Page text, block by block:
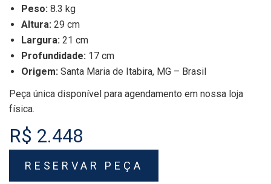
Peso: 8.3 kg
Altura: 29 cm
Largura: 21 cm
Profundidade: 17 cm
Origem: Santa Maria de Itabira, MG – Brasil
Peça única disponível para agendamento em nossa loja
física.
R$ 2.448
RESERVAR PEÇA